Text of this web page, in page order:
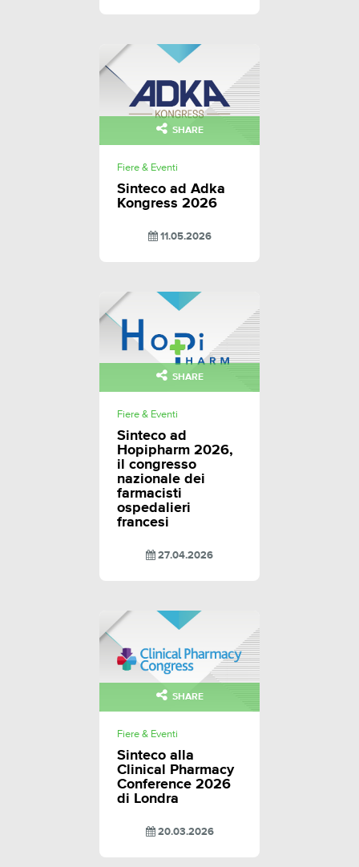
SHARE
Fiere & Eventi
Sinteco ad Adka
Kongress 2026
11.05.2026
SHARE
Fiere & Eventi
Sinteco ad
Hopipharm 2026,
il congresso
nazionale dei
farmacisti
ospedalieri
francesi
27.04.2026
SHARE
Fiere & Eventi
Sinteco alla
Clinical Pharmacy
Conference 2026
di Londra
20.03.2026